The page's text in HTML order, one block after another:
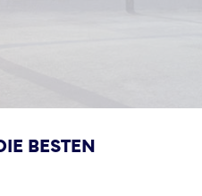
BESTEN